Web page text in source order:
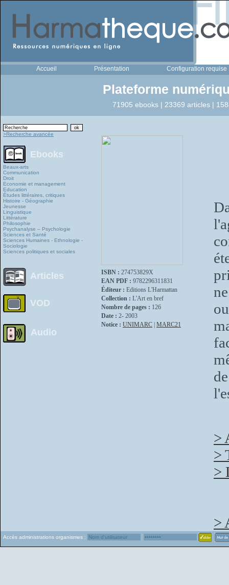
Accueil Présentation Configuration requise
Plateforme
71905 ebooks | 23369 articles |
>Recherche avancée
Ebooks
Beaux-arts
Communication
Droit
Economie et management
Education
Études littéraires, critiques
Histoire - Géographie
Jeunesse
Linguistique
Littérature
Philosophie
Psychanalyse – Psychologie
Sciences et Santé
Sciences Humaines - Ethnologie -
Sociologie
Sciences politiques et sociales
Articles
VOD
Audio
ISBN : 274753829X
EAN PDF : 9782296311831
Éditeur : Editions L'Harmattan
Collection : L'Art en bref
Nombre de pages : 126
Date : 2- 2003
Notice : UNIMARC MARC21
>
>
>
>
Accès administrations organismes :